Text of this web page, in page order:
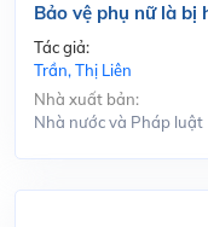
Bảo vệ phụ nữ là
Tác giả:
Trần, Thị Liên
Nhà xuất bản:
Nhà nước và Pháp luật